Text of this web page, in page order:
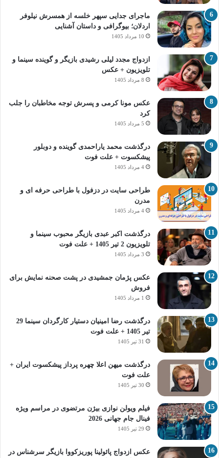
ماجرای جدایی سپهر خلسه از همسرش نیلوفر
اردلان؛ بیوگرافی و داستان آشنایی
10 مرداد 1405
ازدواج مجدد لیلی رشیدی بازیگر و گوینده سینما و
تلویزیون + عکس
8 مرداد 1405
عکس مونا کرمی و پسرش توجه مخاطبان را جلب
کرد
5 مرداد 1405
درگذشت محمد یاراحمدی گوینده و دوبلور
پیشکسوت + علت فوت
4 مرداد 1405
طراحی سایت در دزفول با طراحی حرفه‌ ای و
مدرن
4 مرداد 1405
درگذشت اکبر عبدی بازیگر محبوب سینما و
تلویزیون 2 تیر 1405 + علت فوت
3 مرداد 1405
عکس پژمان جمشیدی در پشت صحنه نمایش برای
فروش
1 مرداد 1405
درگذشت رضا امینیان دستیار کارگردان سینما 29
تیر 1405 + علت فوت
31 تیر 1405
درگذشت میهن اعلا چهره پرداز پیشکسوت ایران +
علت فوت
30 تیر 1405
فیلم ویولن نوازی بیژن مرتضوی در مراسم ویژه
فینال جام جهانی 2026
29 تیر 1405
عکس ازدواج پائولینا پوریزکووا بازیگر سرشناس در